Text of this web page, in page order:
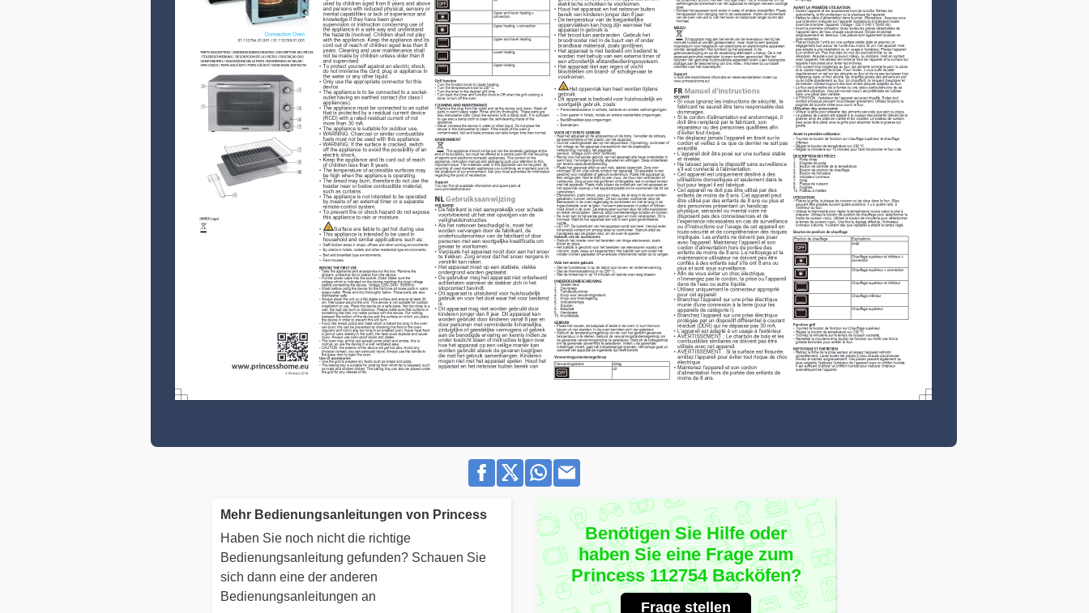
Benötigen Sie Hilfe oder
haben Sie eine Frage zum
Princess 112754 Backöfen?
Frage stellen
Mehr Bedienungsanleitungen von Princess
Haben Sie noch nicht die richtige
Bedienungsanleitung gefunden? Schauen Sie
sich dann eine der anderen
Bedienungsanleitungen an